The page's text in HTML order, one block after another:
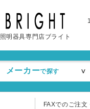
照明器具専門店ブライト
メーカーで探す
FAXでのご注文